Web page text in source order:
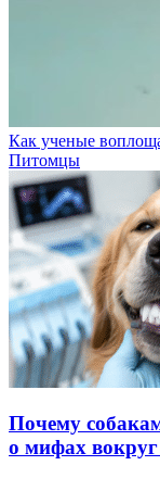
Как ученые
Питомцы
Почему
о мифах